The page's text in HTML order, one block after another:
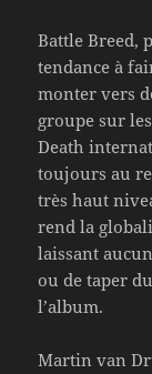
Battle Breed,
tendance à
monter vers
groupe sur
Death
toujours au
très haut
rend la
laissant
ou de taper
l’album.
Martin van